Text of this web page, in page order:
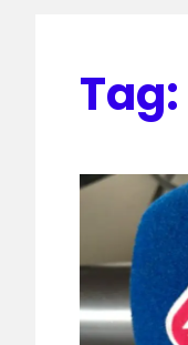
Tag: